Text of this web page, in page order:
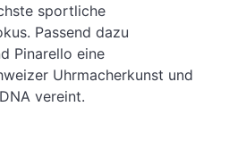
sportliche
Passend dazu
Pinarello eine
Uhrmacherkunst und
vereint.